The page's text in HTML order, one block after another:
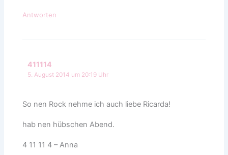
Antworten
411114
5. August 2014 um 20:19 Uhr
So nen Rock nehme ich auch liebe Ricarda!
hab nen hübschen Abend.
4 11 11 4 – Anna